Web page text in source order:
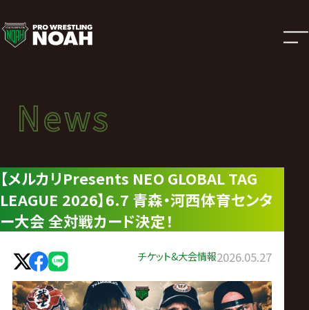
ニ
ュ
ー
ス
|
プ
ロ
レ
News
ニュース
News
【メルカリPresents NEO GLOBAL TAG
LEAGUE 2026】6.7 青森・河西体育センタ
ー大会 全対戦カード決定！
チケット&大会情報2026.05.27